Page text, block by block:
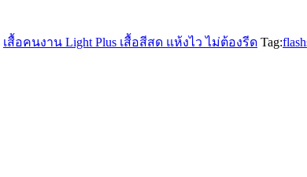
เสื้อคนงาน Light Plus เสื้อสีสด แห้งไว ไม่ต้องรีด Tag: